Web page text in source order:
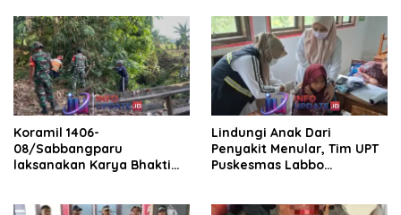
Koramil 1406-
08/Sabbangparu
laksanakan Karya Bhakti
Lindungi Anak Dari
Penyakit Menular, Tim UPT
Puskesmas Labbo